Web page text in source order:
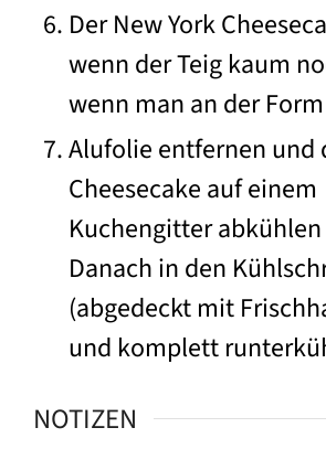
Der New York
wenn der Teig kaum
wenn man an der
Alufolie entfernen und
Cheesecake auf einem
Kuchengitter abkühlen
Danach in den
(abgedeckt mit
und komplett
NOTIZEN